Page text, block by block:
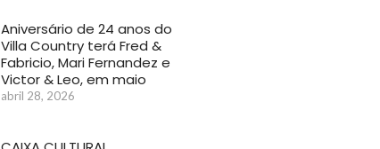
Aniversário de 24 anos do
Villa Country terá Fred &
Fabricio, Mari Fernandez e
Victor & Leo, em maio
abril 28, 2026